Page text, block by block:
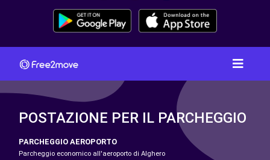
POSTAZIONE PER IL PARCHEGGIO
PARCHEGGIO AEROPORTO
Parcheggio economico all'aeroporto di Alghero